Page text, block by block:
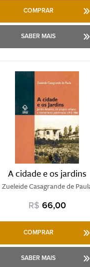
COMPRAR
SABER MAIS
A cidade e os jardins
Zueleide Casagrande de
R$ 66,00
COMPRAR
SABER MAIS